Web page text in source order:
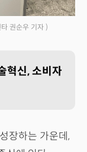
권순우 기자 )
혁신, 소비자
장하는 가운데,